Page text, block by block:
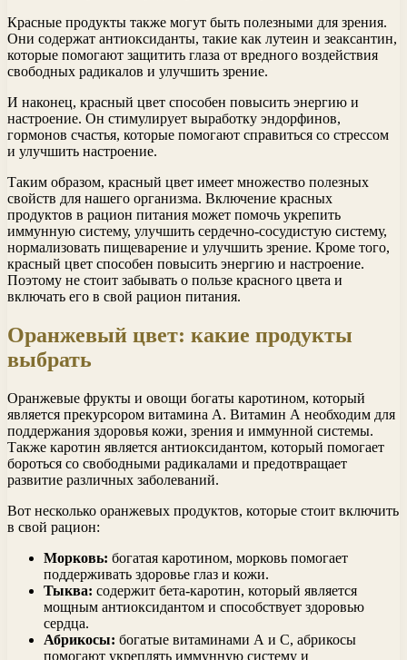
Красные продукты также могут быть полезными для зрения.
Они содержат антиоксиданты, такие как лутеин и зеаксантин,
которые помогают защитить глаза от вредного воздействия
свободных радикалов и улучшить зрение.
И наконец, красный цвет способен повысить энергию и
настроение. Он стимулирует выработку эндорфинов,
гормонов счастья, которые помогают справиться со стрессом
и улучшить настроение.
Таким образом, красный цвет имеет множество полезных
свойств для нашего организма. Включение красных
продуктов в рацион питания может помочь укрепить
иммунную систему, улучшить сердечно-сосудистую систему,
нормализовать пищеварение и улучшить зрение. Кроме того,
красный цвет способен повысить энергию и настроение.
Поэтому не стоит забывать о пользе красного цвета и
включать его в свой рацион питания.
Оранжевый цвет: какие продукты
выбрать
Оранжевые фрукты и овощи богаты каротином, который
является прекурсором витамина А. Витамин А необходим для
поддержания здоровья кожи, зрения и иммунной системы.
Также каротин является антиоксидантом, который помогает
бороться со свободными радикалами и предотвращает
развитие различных заболеваний.
Вот несколько оранжевых продуктов, которые стоит включить
в свой рацион:
Морковь: богатая каротином, морковь помогает
поддерживать здоровье глаз и кожи.
Тыква: содержит бета-каротин, который является
мощным антиоксидантом и способствует здоровью
сердца.
Абрикосы: богатые витаминами А и С, абрикосы
помогают укреплять иммунную систему и